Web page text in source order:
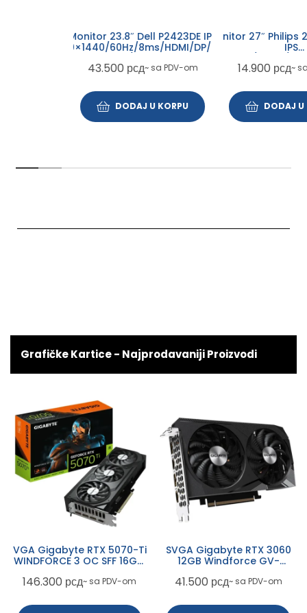
Monitor 23.8″ Dell P2423DE IPS
60Hz/8ms/HDMI/DP/USB-
~ sa PDV-om
DODAJ U KORPU
Monitor 27″ Philips 27E1N1200A/
14.900 ~ sa PDV-om
DODAJ U KORPU
Grafičke Kartice - Najprodavaniji Proizvodi
SVGA Gigabyte RTX 3060
12GB Windforce GV-
41.500 рсд~ sa PDV-om
VGA Gigabyte RTX 5080
WindForce3 OC 16GB, GV-
189.500рсд~ sa PDV-om